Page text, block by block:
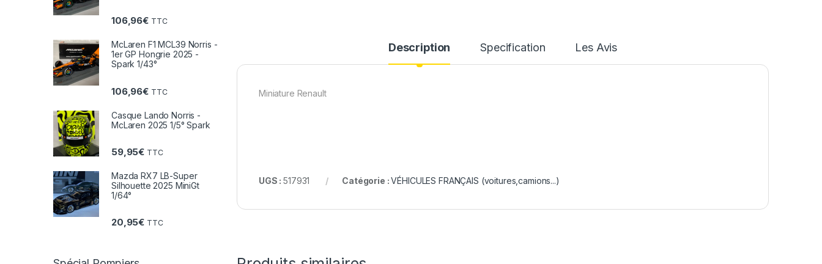
Description Specification Les Avis
Miniature Renault
UGS :517931 Catégorie :VÉHICULES FRANÇAIS (voitures,camions...)
106,96€ TTC
McLaren F1 MCL39 Norris -
1er GP Hongrie 2025 -
Spark 1/43°
106,96€ TTC
Casque Lando Norris -
McLaren 2025 1/5° Spark
59,95€ TTC
Mazda RX7 LB-Super
Silhouette 2025 MiniGt
1/64°
20,95€ TTC